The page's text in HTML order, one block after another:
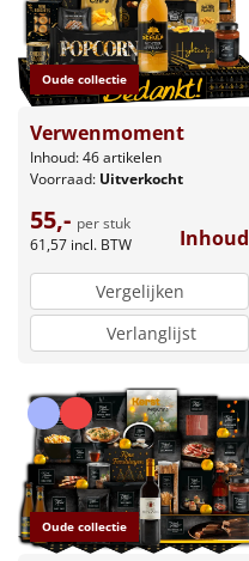
Oude collectie
Verwenmoment
Inhoud: 46 artikelen
Voorraad: Uitverkocht
55,- per stuk
61,57 incl. BTW Inhoud
Vergelijken
Verlanglijst
Oude collectie